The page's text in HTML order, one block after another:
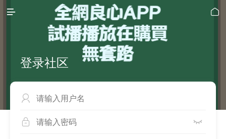
 
登录社区

 